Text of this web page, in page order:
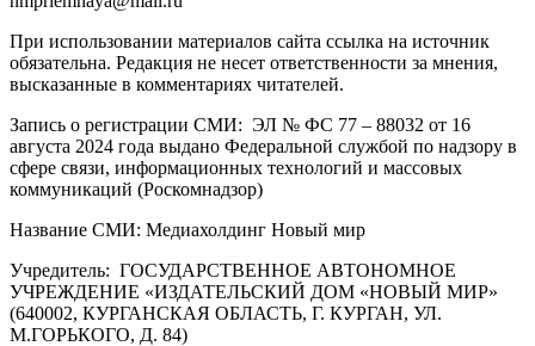
При использовании материалов сайта ссылка на источник
обязательна. Редакция не несет ответственности за мнения,
высказанные в комментариях читателей.
Запись о регистрации СМИ: ЭЛ № ФС 77 – 88032 от 16
августа 2024 года выдано Федеральной службой по надзору в
сфере связи, информационных технологий и массовых
коммуникаций (Роскомнадзор)
Название СМИ: Медиахолдинг Новый мир
Учредитель: ГОСУДАРСТВЕННОЕ АВТОНОМНОЕ
УЧРЕЖДЕНИЕ «ИЗДАТЕЛЬСКИЙ ДОМ «НОВЫЙ МИР»
(640002, КУРГАНСКАЯ ОБЛАСТЬ, Г. КУРГАН, УЛ.
М.ГОРЬКОГО, Д. 84)